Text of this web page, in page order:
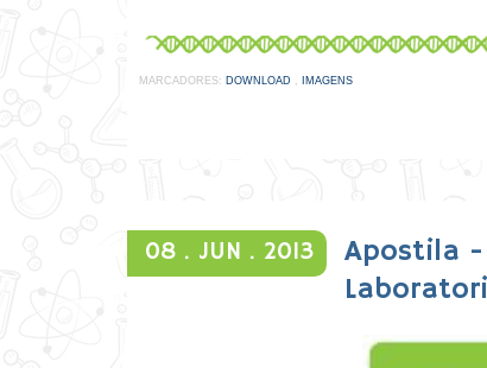
MARCADORES: DOWNLOAD IMAGENS
08 . JUN . 2013
Apostila -